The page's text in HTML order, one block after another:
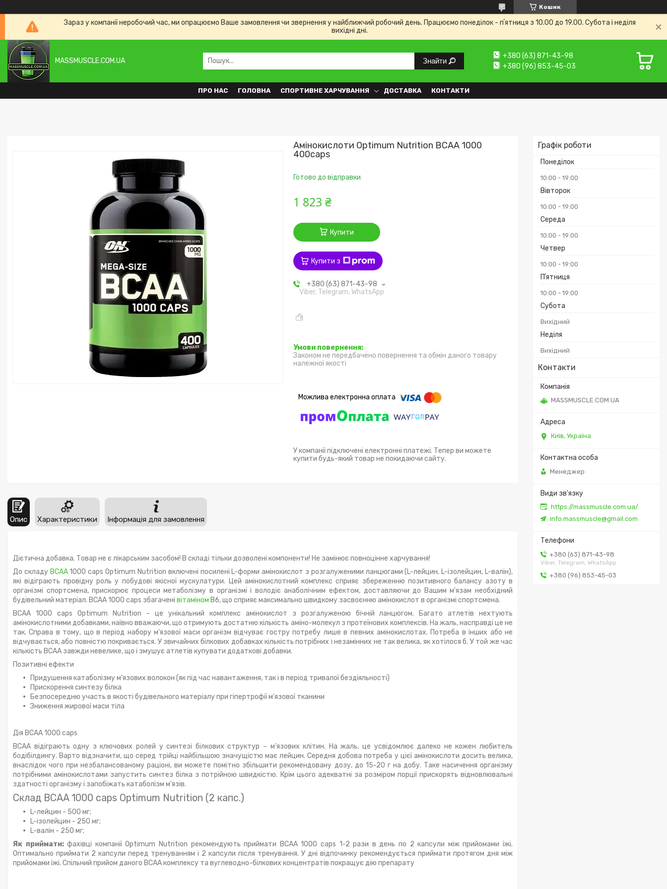
Кошик
Зараз у компанії неробочий час, ми опрацюємо Ваше замовлення чи звернення у найближчий робочий день. Працюємо понеділок - пʼятниця з 10.00 до 19.00. Субота і неділя
вихідні дні.
MASSMUSCLE.COM.UA Знайти
+380 (63) 871-43-98
+380 (96) 853-45-03
ПРО НАС ГОЛОВНА СПОРТИВНЕ ХАРЧУВАННЯ ДОСТАВКА КОНТАКТИ
Графік роботи
Понеділок
10:00 19:00
Вівторок
10:00 19:00
Середа
10:00 19:00
Четвер
10:00 19:00
Пʼятниця
10:00 19:00
Субота
Вихідний
Неділя
Вихідний
Контакти
MASSMUSCLE.COM.UA
Київ, Україна
Менеджер
https://massmuscle.com.ua/
info.massmuscle@gmail.com
+380 (63) 871-43-98
Viber, Telegram, WhatsApp
+380 (96) 853-45-03
Амінокислоти Optimum Nutrition BCAA 1000
400caps
Готово до відправки
1 823 ₴
Купити
Купити з
+380 (63) 871-43-98
Viber, Telegram, WhatsApp
Законом не передбачено повернення та обмін даного товару
належної якості
У компанії підключені електронні платежі. Тепер ви можете
купити будь-який товар не покидаючи сайту.
Опис Характеристики Інформація для замовлення
Дієтична добавка. Товар не є лікарським засобом! В складі тільки дозволені компоненти! Не замінює повноцінне харчування!
До складу BCAA1000 caps Optimum Nutrition включені посилені L-форми амінокислот з розгалуженими ланцюгами (L-лейцин, L-ізолейцин, L-валін),
які відіграють провідну роль у побудові якісної мускулатури. Цей амінокислотний комплекс сприяє збереженню позитивного балансу азоту в
організмі спортсмена, прискорює процеси метаболізму в організмі і володіє анаболічним ефектом, доставляючи до Вашим м'язам необхідний
будівельний матеріал. BCAA 1000 caps збагачені вітаміном B6, що сприяє максимально швидкому засвоєнню амінокислот в організмі спортсмена.
BCAA 1000 caps Optimum Nutrition – це унікальний комплекс амінокислот з розгалуженою бічній ланцюгом. Багато атлетів нехтують
амінокислотними добавками, наївно вважаючи, що отримують достатню кількість аміно-молекул з протеїнових комплексів. На жаль, насправді це не
так. Справа в тому, що в період набору м'язової маси організм відчуває гостру потребу лише в певних амінокислотах. Потреба в інших або не
відчувається, або повністю покривається. У звичайних білкових добавках кількість потрібних і незамінних не так велика, як хотілося б. У той же час
кількість BCAA завжди невелике, що і змушує атлетів купувати додаткові добавки.
Позитивні ефекти
Придушення катаболізму м'язових волокон (як під час навантаження, так і в період тривалої бездіяльності)
Прискорення синтезу білка
Безпосередню участь в якості будівельного матеріалу при гіпертрофії м'язової тканини
Зниження жирової маси тіла
Дія BCAA 1000 caps
BCAA відіграють одну з ключових ролей у синтезі білкових структур – м'язових клітин. На жаль, це усвідомлює далеко не кожен любитель
бодібілдингу. Варто відзначити, що серед трійці найбільшою значущістю має лейцин. Середня добова потреба у цієї амінокислоти досить велика,
внаслідок чого при незбалансованому раціоні, ви можете помітно збільшити рекомендовану дозу, до 15-20 г на добу. Таке насичення організму
потрібними амінокислотами запустить синтез білка з потрійною швидкістю. Крім цього адекватні за розміром порції прискорять відновлювальні
здатності організму і запобіжать катаболізм м'язів.
Склад BCAA 1000 caps Optimum Nutrition (2 капс.)
L-лейцин - 500 мг;
L-ізолейцин - 250 мг;
L-валін - 250 мг;
Як приймати:фахівці компанії Optimum Nutrition рекомендують приймати ВСАА 1000 caps 1-2 рази в день по 2 капсули між прийомами їжі.
Оптимально приймати 2 капсули перед тренуванням і 2 капсули після тренування. У дні відпочинку рекомендується приймати протягом дня між
прийомами їжі. Спільний прийом даного BCAA комплексу та вуглеводно-білкових концентратів покращує дію препарату